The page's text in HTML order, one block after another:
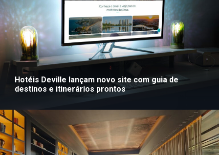
Hotéis Deville lançam novo site com guia de
destinos e itinerários prontos